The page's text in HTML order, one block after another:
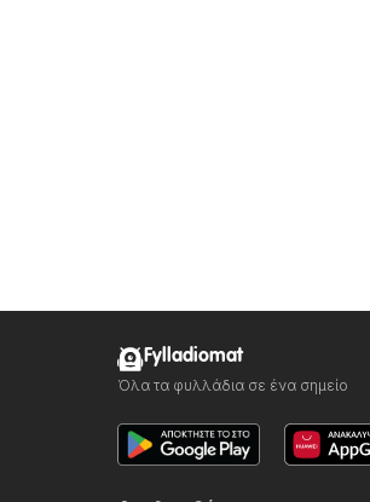
Fylladiomat
Όλα τα φυλλάδια σε ένα σημείο